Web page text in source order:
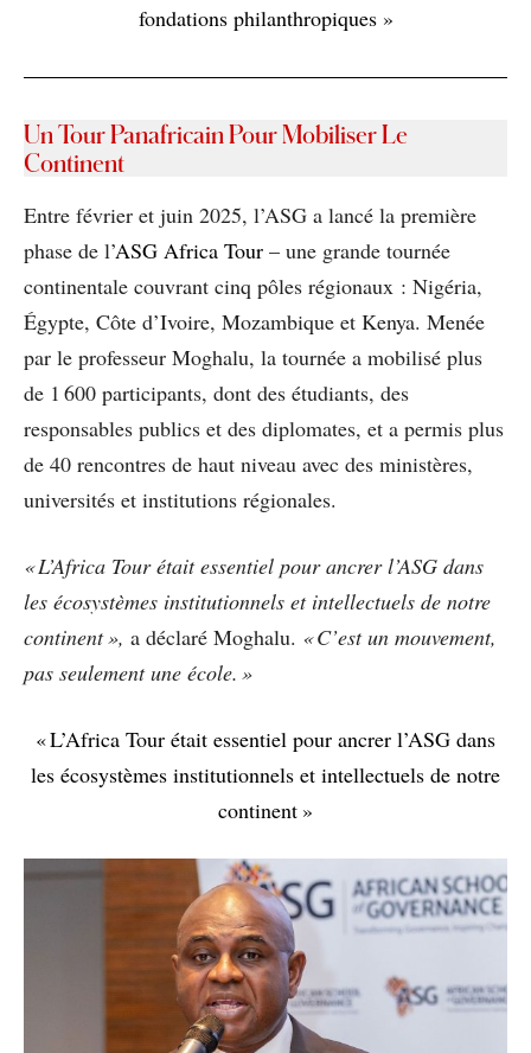
fondations philanthropiques »
Un Tour Panafricain Pour Mobiliser Le
Continent
Entre février et juin 2025, l’ASG a lancé la première
phase de l’ASG Africa Tour – une grande tournée
continentale couvrant cinq pôles régionaux : Nigéria,
Égypte, Côte d’Ivoire, Mozambique et Kenya. Menée
par le professeur Moghalu, la tournée a mobilisé plus
de 1 600 participants, dont des étudiants, des
responsables publics et des diplomates, et a permis plus
de 40 rencontres de haut niveau avec des ministères,
universités et institutions régionales.
« L’Africa Tour était essentiel pour ancrer l’ASG dans
les écosystèmes institutionnels et intellectuels de notre
continent », a déclaré Moghalu. « C’est un mouvement,
pas seulement une école. »
« L’Africa Tour était essentiel pour ancrer l’ASG dans
les écosystèmes institutionnels et intellectuels de notre
continent »